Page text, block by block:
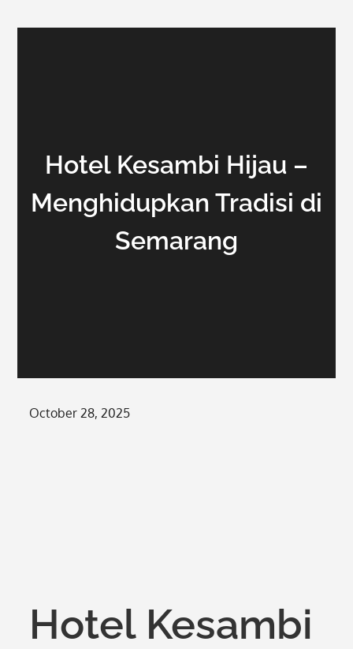
Hotel Kesambi Hijau –
Menghidupkan Tradisi di
Semarang
Posted
October 28, 2025
Hotel Kesambi